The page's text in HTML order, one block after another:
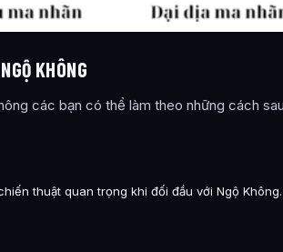
KHÔNG
các bạn có thể làm theo những cách
thuật quan trọng khi đối đầu với Ngộ